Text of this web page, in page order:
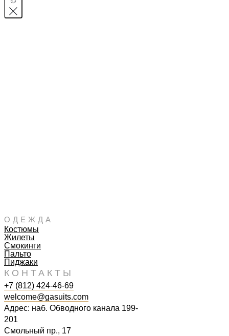
ОДЕЖДА
Костюмы
Жилеты
Смокинги
Пальто
Пиджаки
КОНТАКТЫ
+7 (812) 424-46-69
welcome@gasuits.com
Адрес: наб. Обводного канала 199-
201
Смольный пр., 17